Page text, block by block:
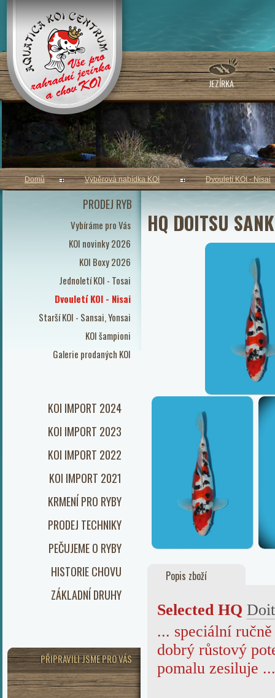
JEZÍRKA
PRODEJ RYB
Vybíráme pro Vás
KOI novinky 2026
KOI Boxy 2026
Jednoletí KOI - Tosai
Dvouletí KOI - Nisai
Starší KOI - Sansai, Yonsai
KOI šampioni
Galerie prodaných KOI
KOI IMPORT 2024
KOI IMPORT 2023
KOI IMPORT 2022
KOI IMPORT 2021
KRMENÍ PRO RYBY
PRODEJ TECHNIKY
PEČUJEME O RYBY
HISTORIE CHOVU
ZÁKLADNÍ DRUHY
PŘIPRAVILI JSME PRO VÁS
Domů Výběrová nabídka KOI Dvouletí KOI - Nisai
HQ DOITSU
Popis zboží
Selected HQ
... speciální
dobrý růstový
pomalu zesiluje ...